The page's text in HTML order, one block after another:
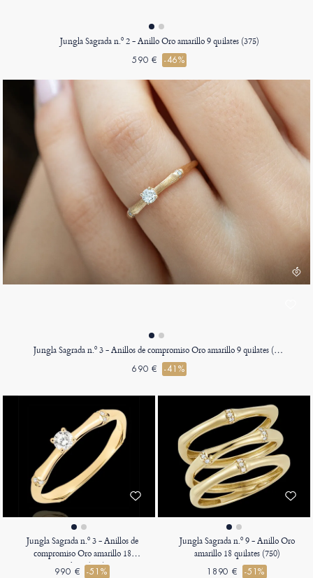
Jungla Sagrada n.º 2 - Anillo Oro amarillo 9 quilates (375)
590 € -46%
Jungla Sagrada n.º 3 - Anillos de compromiso Oro amarillo 9 quilates (375)
690 € -41%
Jungla Sagrada n.º 3 - Anillos de
compromiso Oro amarillo 18
quilates (750)
990 € -51%
Jungla Sagrada n.º 9 - Anillo Oro
amarillo 18 quilates (750)
1890 € -51%